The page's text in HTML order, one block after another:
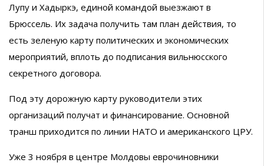
Лупу и Хадыркэ, единой командой выезжают в
Брюссель. Их задача получить там план действия, то
есть зеленую карту политических и экономических
мероприятий, вплоть до подписания вильнюсского
секретного договора.
Под эту дорожную карту руководители этих
организаций получат и финансирование. Основной
транш приходится по линии НАТО и американского ЦРУ.
Уже 3 ноября в центре Молдовы еврочиновники